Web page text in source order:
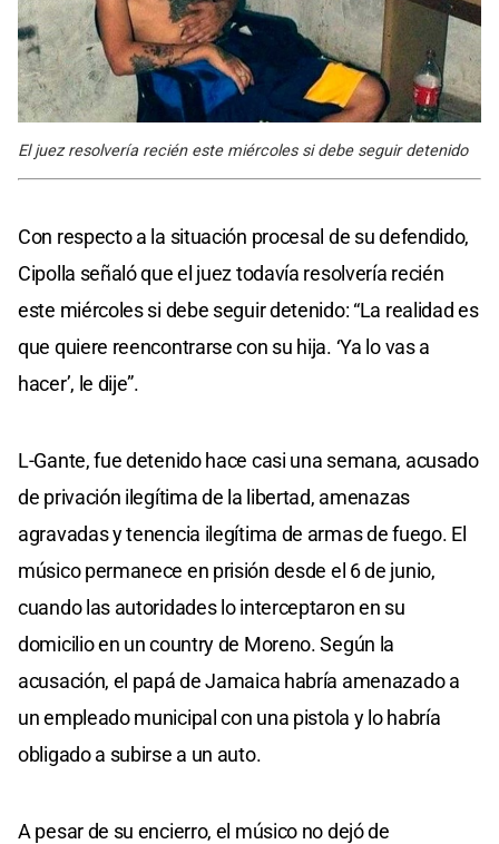
El juez resolvería recién este miércoles si debe seguir detenido
Con respecto a la situación procesal de su defendido,
Cipolla señaló que el juez todavía resolvería recién
este miércoles si debe seguir detenido: “La realidad es
que quiere reencontrarse con su hija. ‘Ya lo vas a
hacer’, le dije”.
L-Gante, fue detenido hace casi una semana, acusado
de privación ilegítima de la libertad, amenazas
agravadas y tenencia ilegítima de armas de fuego. El
músico permanece en prisión desde el 6 de junio,
cuando las autoridades lo interceptaron en su
domicilio en un country de Moreno. Según la
acusación, el papá de Jamaica habría amenazado a
un empleado municipal con una pistola y lo habría
obligado a subirse a un auto.
A pesar de su encierro, el músico no dejó de